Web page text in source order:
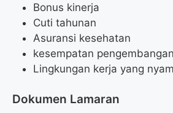
Bonus kinerja
Cuti tahunan
Asuransi kesehatan
kesempatan
Lingkungan kerja yang
Dokumen Lamaran